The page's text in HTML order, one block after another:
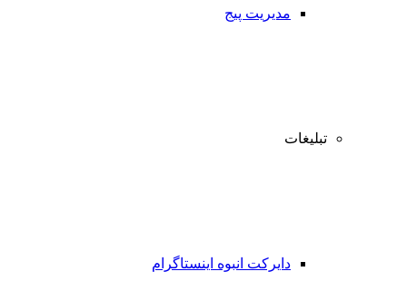
مدیریت پیج
تبلیغات
دایرکت انبوه اینستاگرام